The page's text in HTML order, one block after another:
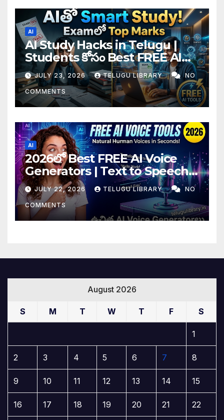
AI
AI Study Hacks in Telugu |
Students కోసం Best FREE AI
Tools & Smart Study Tips
(2026)
JULY 23, 2026 TELUGU LIBRARY NO
COMMENTS
AI
2026లో Best FREE AI Voice
Generators | Text to Speech
కోసం Top 4 AI Tools
JULY 22, 2026 TELUGU LIBRARY NO
COMMENTS
August 2026
S M T W T F S
1
2 3 4 5 6 7 8
9 10 11 12 13 14 15
16 17 18 19 20 21 22